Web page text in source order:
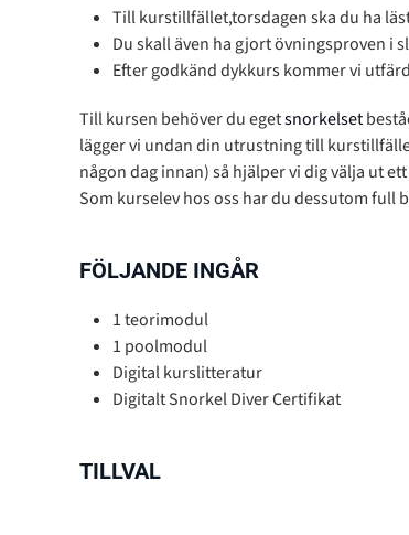
Till kurstillfället,torsdagen ska du ha
Du skall även ha gjort övningsproven i
Efter godkänd dykkurs kommer vi
Till kursen behöver du egetsnorkelset
lägger vi undan din utrustning till
någon dag innan) så hjälper vi dig välja ut
Som kurselev hos oss har du dessutom
FÖLJANDE INGÅR
1 teorimodul
1 poolmodul
Digital kurslitteratur
Digitalt Snorkel Diver Certifikat
TILLVAL